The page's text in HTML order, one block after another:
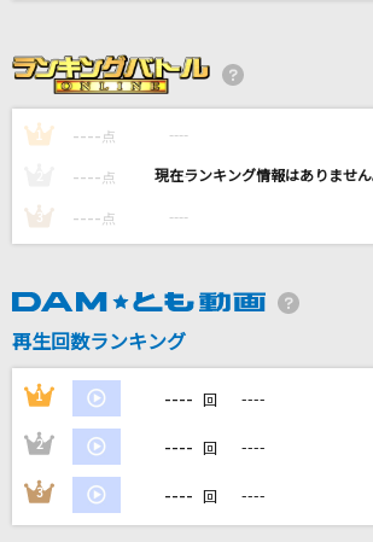
DAMの新曲・ランキングなど
DAMに会員登録・ログインして
カラオケをもっと楽しもう！
家族や友達と一緒に！練習にも！
1 ---- 点 ----
---- 点 ----
3 ---- 点 ----
再生回数ランキング
1 ---- 回 ----
2 ---- 回 ----
3 ---- 回 ----